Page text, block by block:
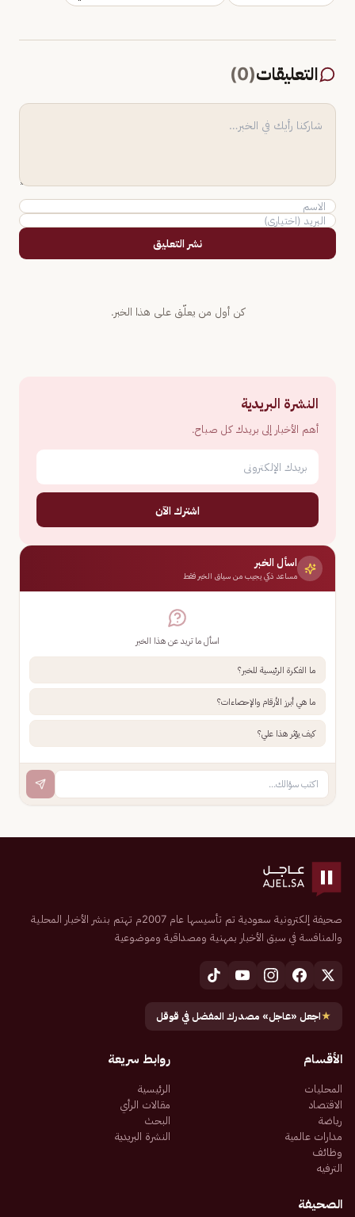
التعليقات(
0
)
نشر التعليق
كن أول من يعلّق على هذا الخبر.
النشرة البريدية
أهم الأخبار إلى بريدك كل صباح.
اشترك الآن
اسأل الخبر
مساعد ذكي يجيب من سياق الخبر فقط
اسأل ما تريد عن هذا الخبر
ما الفكرة الرئيسية للخبر؟
ما هي أبرز الأرقام والإحصاءات؟
كيف يؤثر هذا علي؟
صحيفة إلكترونية سعودية تم تأسيسها عام 2007م تهتم بنشر الأخبار المحلية
والمنافسة في سبق الأخبار بمهنية ومصداقية وموضوعية
★اجعل «عاجل» مصدرك المفضل في قوقل
الأقسام
المحليات
الاقتصاد
رياضة
مدارات عالمية
وظائف
الترفيه
روابط سريعة
الرئيسية
مقالات الرأي
البحث
النشرة البريدية
الصحيفة